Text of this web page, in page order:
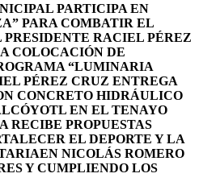
PARTICIPA EN
PARA COMBATIR EL
PRESIDENTE RACIEL PÉREZ
COLOCACIÓN DE
“LUMINARIA
PÉREZ CRUZ ENTREGA
CONCRETO HIDRÁULICO
EN EL TENAYO
RECIBE PROPUESTAS
EL DEPORTE Y LA
EN NICOLÁS ROMERO
Y CUMPLIENDO LOS